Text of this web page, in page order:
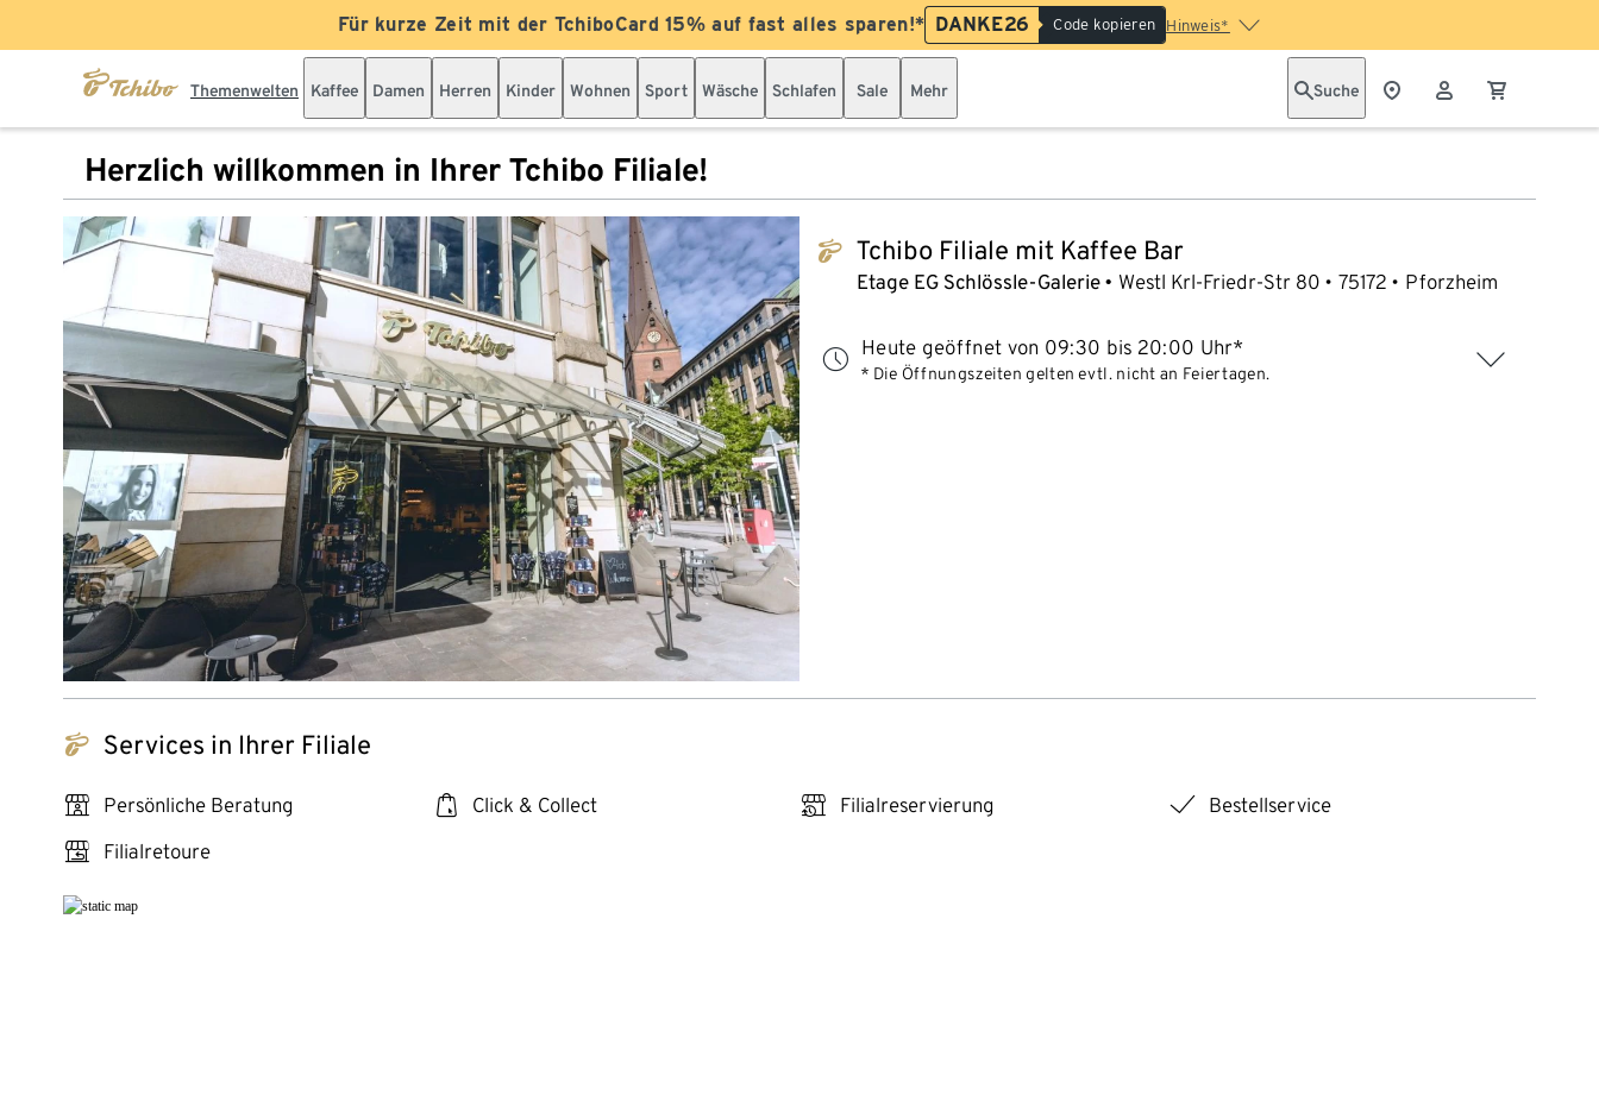
Für kurze Zeit mit der TchiboCard 15% auf fast alles sparen!* DANKE26 Code kopieren Hinweis*
Themenwelten Kaffee Damen Herren Kinder Wohnen Sport Wäsche Schlafen Sale Mehr Suche
Herzlich willkommen in Ihrer Tchibo Filiale!
tchibo_logo Tchibo Filiale mit Kaffee Bar
Etage EG Schlössle-Galerie Westl Krl-Friedr-Str 80 75172 Pforzheim
Heute geöffnet von 09:30 bis 20:00 Uhr*
* Die Öffnungszeiten gelten evtl. nicht an Feiertagen.
tchibo_logo Services in Ihrer Filiale
personal_services Persönliche Beratung click_collect Click & Collect click_reserve_store Filialreservierung checkmark Bestellservice
store_return Filialretoure